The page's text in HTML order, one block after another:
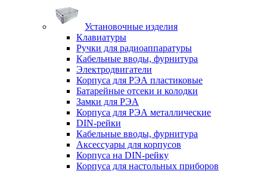
Установочные изделия
Клавиатуры
Ручки для радиоаппаратуры
Кабельные вводы, фурнитура
Электродвигатели
Корпуса для РЭА пластиковые
Батарейные отсеки и колодки
Замки для РЭА
Корпуса для РЭА металлические
DIN-рейки
Кабельные вводы, фурнитура
Аксессуары для корпусов
Корпуса на DIN-рейку
Корпуса для настольных приборов